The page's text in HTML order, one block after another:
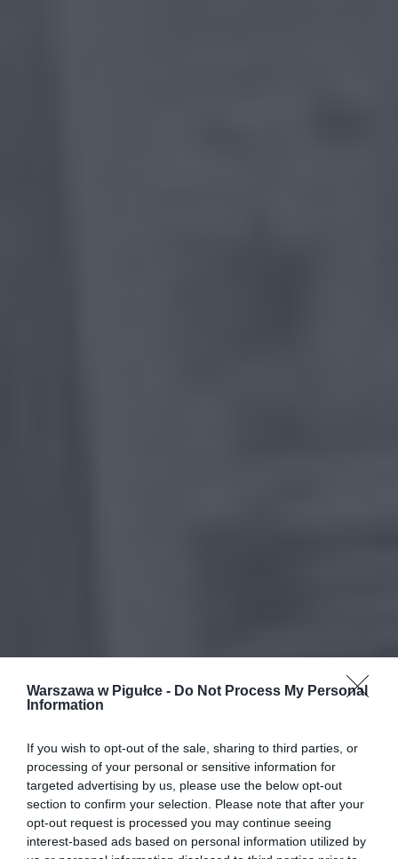
Warszawa w Pigułce - Do Not Process My Personal
Information
If you wish to opt-out of the sale, sharing to third parties, or
processing of your personal or sensitive information for
targeted advertising by us, please use the below opt-out
section to confirm your selection. Please note that after your
opt-out request is processed you may continue seeing
interest-based ads based on personal information utilized by